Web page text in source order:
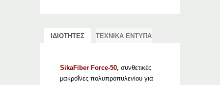
ΙΔΙΟΤΗΤΕΣ ΤΕΧΝΙΚΑ ΕΝΤΥΠΑ
SikaFiber Force-50, συνθετικές
μακροΐνες πολυπροπυλενίου για